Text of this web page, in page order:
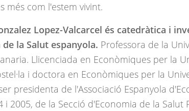
més com l'estem vivint.
Lopez-Valcarcel és catedràtica i
de la Salut espanyola. Professora de la
Llicenciada en Econòmiques per la
i doctora en Econòmiques per la
presidenta de l'Associació Espanyola
i 2005, de la Secció d'Economia de la Salut